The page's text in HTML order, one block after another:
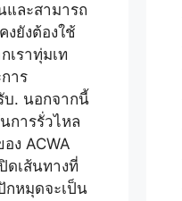
และสามารถ
ยังต้องใช้
เราทุ่มเท
าร
บ. นอกจากนี้
การรั่วไหล
ง ACWA
ดเส้นทางที่
กหมุดจะเป็น